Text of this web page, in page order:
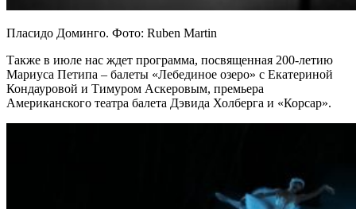
Пласидо Доминго. Фото: Ruben Martin
Также в июле нас ждет программа, посвященная 200-летию
Мариуса Петипа – балеты «Лебединое озеро» с Екатериной
Кондауровой и Тимуром Аскеровым, премьера
Американского театра балета Дэвида Холберга и «Корсар».